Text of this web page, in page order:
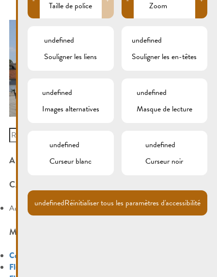
Search
for:
ARCHIVES
CATÉGORIES
Aucune catégorie
MÉTA
Connexion
Flux des publications
Taille de police
Zoom
undefined
Souligner les liens
undefined
Souligner les en-têtes
undefined
Images alternatives
undefined
Masque de lecture
undefined
Curseur blanc
undefined
Curseur noir
undefinedRéinitialiser tous les paramètres d'accessibilité